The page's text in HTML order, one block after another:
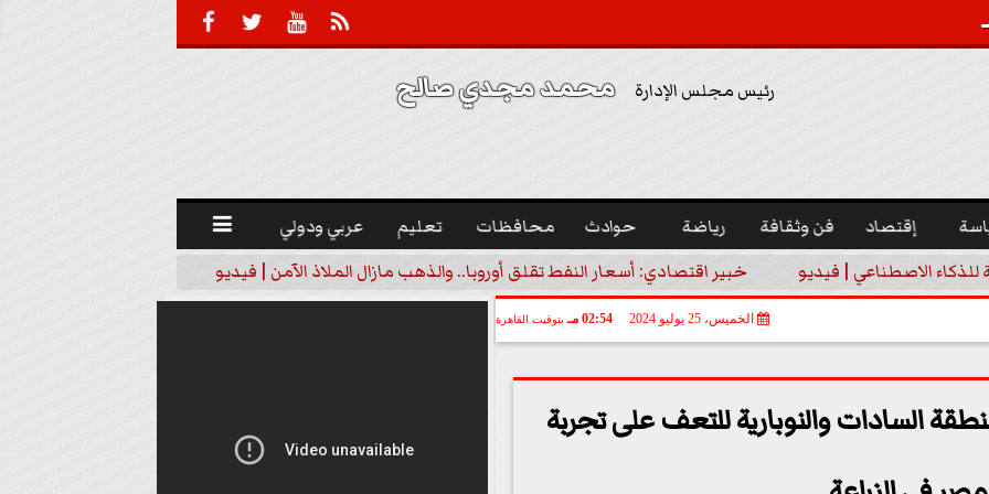
  

رئيس مجلس الإدارة محمد مجدي صالح
إقتصاد فن وثقافة رياضة حوادث محافظات تعليم عربي ودولي 
للذكاء الاصطناعي | فيديو خبير اقتصادي: أسعار النفط تقلق أوروبا.. والذهب مازال الملاذ الآمن | فيديو
الخميس، 25 يوليو 2024 02:54 مـ بتوقيت القاهرة
السادات والنوبارية للتعف على تجربة